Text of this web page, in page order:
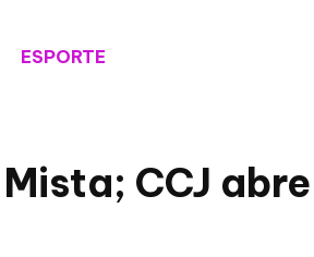
ESPORTE
CCJ